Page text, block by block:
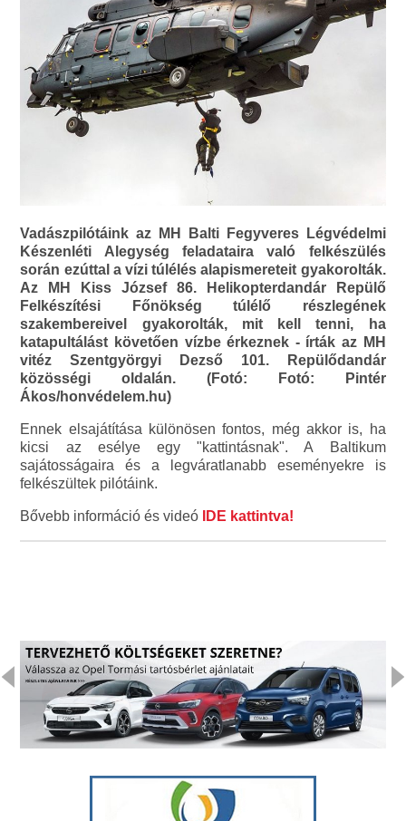
Vadászpilótáink az MH Balti Fegyveres Légvédelmi
Készenléti Alegység feladataira való felkészülés
során ezúttal a vízi túlélés alapismereteit gyakorolták.
Az MH Kiss József 86. Helikopterdandár Repülő
Felkészítési Főnökség túlélő részlegének
szakembereivel gyakorolták, mit kell tenni, ha
katapultálást követően vízbe érkeznek - írták az MH
vitéz Szentgyörgyi Dezső 101. Repülődandár
közösségi oldalán. (Fotó: Fotó: Pintér
Ákos/honvédelem.hu)
Ennek elsajátítása különösen fontos, még akkor is, ha
kicsi az esélye egy "kattintásnak". A Baltikum
sajátosságaira és a legváratlanabb eseményekre is
felkészültek pilótáink.
Bővebb információ és videó IDE kattintva!